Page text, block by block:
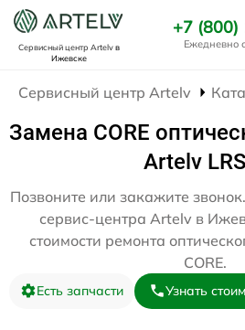
Сервисный центр Artelvв
Ижевске
+7
Ежедневно
Сервисный центр Artelv
Замена CORE
Artelv LRS
Позвоните или закажите
сервис-центра Artelv в
стоимости ремонта
CORE.
Есть запчасти Узнать